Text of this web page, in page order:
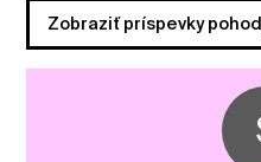
Zobraziť príspevky